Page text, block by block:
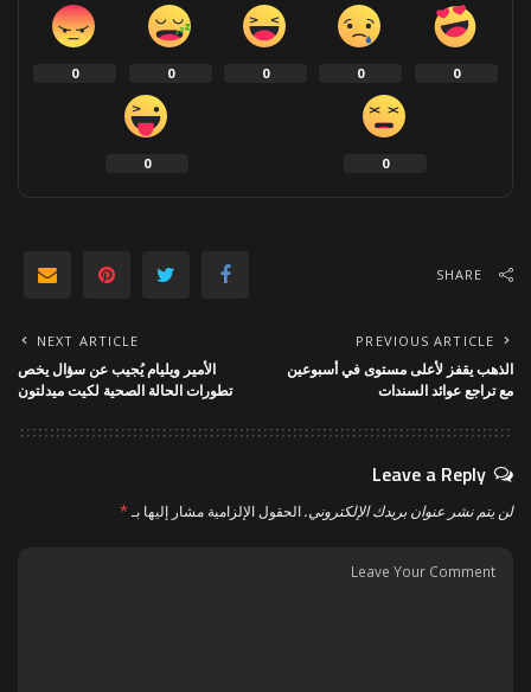
0
0
0
0
0
0
0
SHARE
PREVIOUS ARTICLE
الذهب يقفز لأعلى مستوى في أسبوعين
مع تراجع عوائد السندات
NEXT ARTICLE
الأمير ويليام يُجيب عن سؤال يخص
تطورات الحالة الصحية لكيت ميدلتون
Leave a Reply
لن يتم نشر عنوان بريدك الإلكتروني.الحقول الإلزامية مشار إليها بـ*